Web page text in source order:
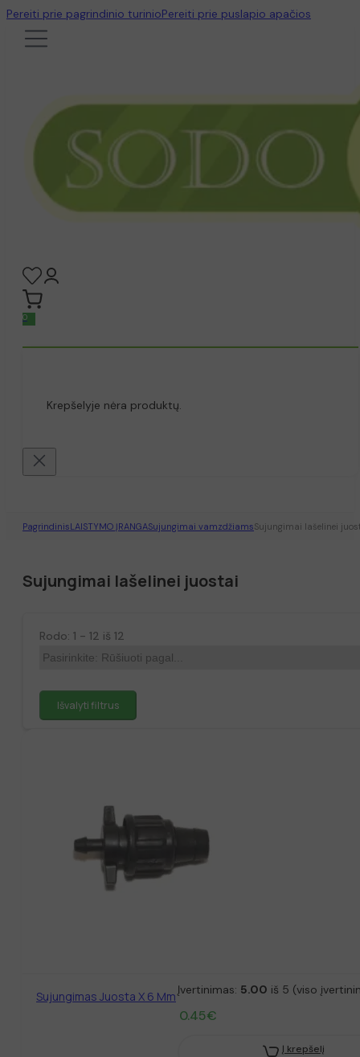
Pereiti prie pagrindinio turinioPereiti prie puslapio apačios
0
Krepšelyje nėra produktų.
PagrindinisLAISTYMO ĮRANGASujungimai vamzdžiamsSujungimai lašelinei
Sujungimai lašelinei juostai
Rodo: 1 - 12 iš 12
Išvalyti filtrus
Sujungimas Juosta X 6 Mm Įvertinimas: 5.00 iš 5 (viso
0.45€
Į krepšelį